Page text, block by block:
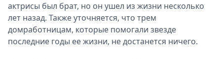
актрисы был брат, но он ушел из жизни несколько
лет назад. Также уточняется, что трем
домработницам, которые помогали звезде
последние годы ее жизни, не достанется ничего.